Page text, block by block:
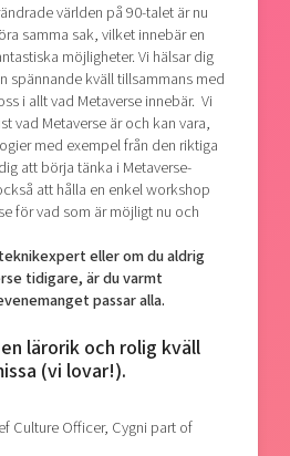
världen på 90-talet är nu
samma sak, vilket innebär en
möjligheter. Vi hälsar dig
spännande kväll tillsammans med
i allt vad Metaverse innebär. Vi
vad Metaverse är och kan vara,
med exempel från den riktiga
att börja tänka i Metaverse-
att hålla en enkel workshop
för vad som är möjligt nu och
eller om du aldrig
tidigare, är du varmt
passar alla.
lärorik och rolig kväll
(vi lovar!).
Culture Officer, Cygni part of